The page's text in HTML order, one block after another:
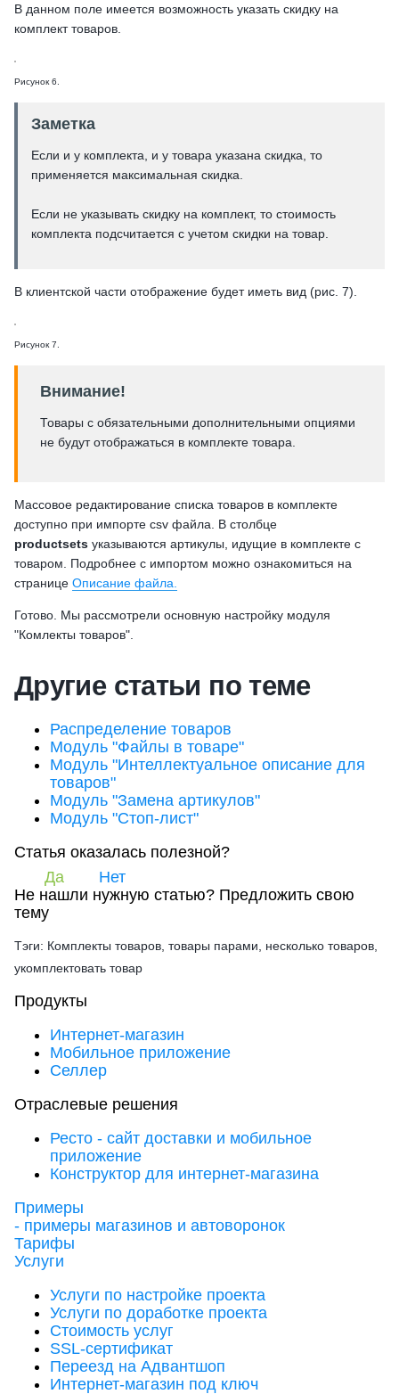
В данном поле имеется возможность указать скидку на
комплект товаров.
Рисунок 6.
Заметка
Если и у комплекта, и у товара указана скидка, то
применяется максимальная скидка.
Если не указывать скидку на комплект, то стоимость
комплекта подсчитается с учетом скидки на товар.
В клиентской части отображение будет иметь вид (рис. 7).
Рисунок 7.
Внимание!
Товары с обязательными дополнительными опциями
не будут отображаться в комплекте товара.
Массовое редактирование списка товаров в комплекте
доступно при импорте csv файла. В столбце
productsets указываются артикулы, идущие в комплекте с
товаром. Подробнее с импортом можно ознакомиться на
странице Описание файла.
Готово. Мы рассмотрели основную настройку модуля
"Комлекты товаров".
Другие статьи по теме
Распределение товаров
Модуль "Файлы в товаре"
Модуль "Интеллектуальное описание для
товаров"
Модуль "Замена артикулов"
Модуль "Стоп-лист"
Статья оказалась полезной?
Да
Нет
Не нашли нужную статью? Предложить свою
тему
Тэги: Комплекты товаров, товары парами, несколько товаров,
укомплектовать товар
Продукты
Интернет-магазин
Мобильное приложение
Селлер
Отраслевые решения
Ресто - сайт доставки и мобильное
приложение
Конструктор для интернет-магазина
Примеры
- примеры магазинов и автоворонок
Тарифы
Услуги
Услуги по настройке проекта
Услуги по доработке проекта
Стоимость услуг
SSL-сертификат
Переезд на Адвантшоп
Интернет-магазин под ключ